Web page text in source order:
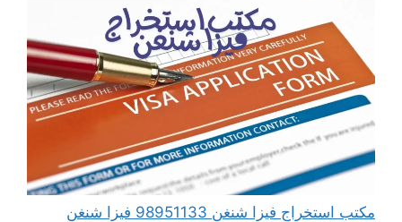
مكتب استخراج فيزا شنغن 98951133 فيزا شنغن